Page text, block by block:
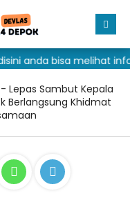
Depok
bisa melihat
- Lepas Sambut Kepala
Berlangsung Khidmat